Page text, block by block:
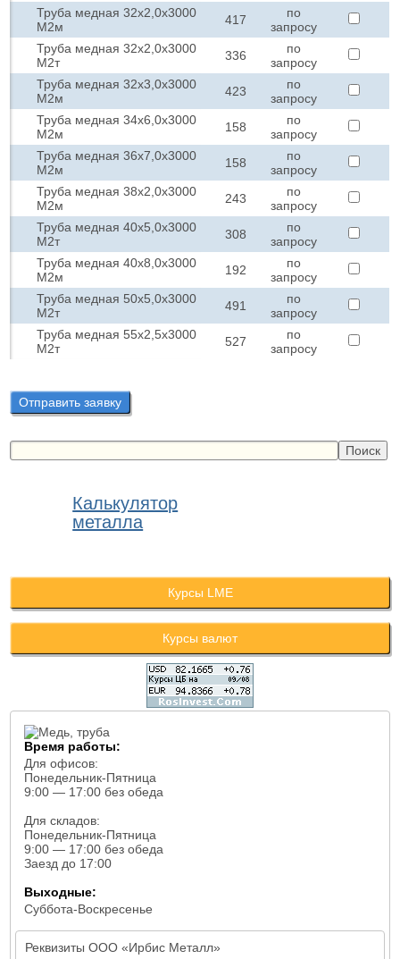
Калькулятор
металла
Курсы LME
Курсы валют
Время работы:
Для офисов:
Понедельник-Пятница
9:00 — 17:00 без обеда
Для складов:
Понедельник-Пятница
9:00 — 17:00 без обеда
Заезд до 17:00
Выходные:
Суббота-Воскресенье
Реквизиты ООО «Ирбис Металл»
Труба медная 32х2,0х3000
М2м
417
по
запросу
Труба медная 32х2,0х3000
М2т
336
по
запросу
Труба медная 32х3,0х3000
М2м
423
по
запросу
Труба медная 34х6,0х3000
М2м
158
по
запросу
Труба медная 36х7,0х3000
М2м
158
по
запросу
Труба медная 38х2,0х3000
М2м
243
по
запросу
Труба медная 40х5,0х3000
М2т
308
по
запросу
Труба медная 40х8,0х3000
М2м
192
по
запросу
Труба медная 50х5,0х3000
М2т
491
по
запросу
Труба медная 55х2,5х3000
М2т
527
по
запросу
Отправить заявку